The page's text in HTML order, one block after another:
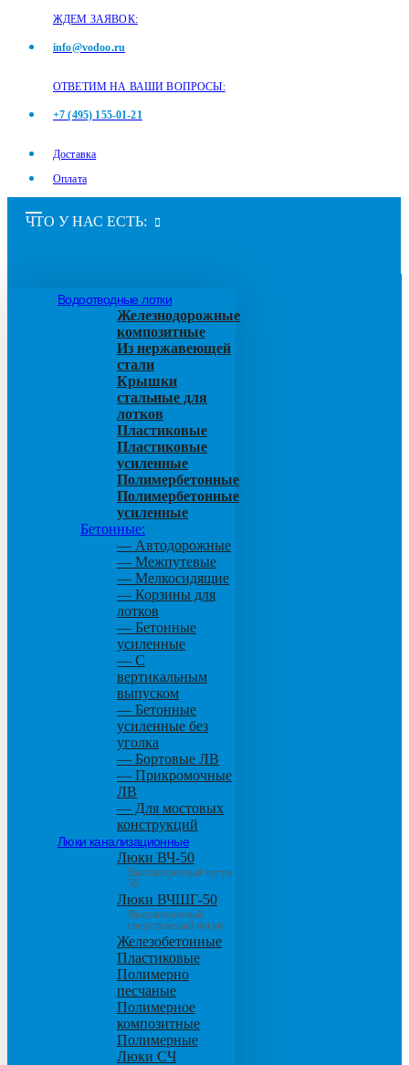
ЖДЕМ ЗАЯВОК:
info@vodoo.ru
ОТВЕТИМ НА ВАШИ ВОПРОСЫ:
+7 (495) 155-01-21
Доставка
Оплата
ЧТО У НАС ЕСТЬ:
Водоотводные лотки
Железнодорожные
композитные
Из нержавеющей
стали
Крышки
стальные для
лотков
Пластиковые
Пластиковые
усиленные
Полимербетонные
Полимербетонные
усиленные
Бетонные:
— Автодорожные
— Межпутевые
— Мелкосидящие
— Корзины для
лотков
— Бетонные
усиленные
— С
вертикальным
выпуском
— Бетонные
усиленные без
уголка
— Бортовые ЛВ
— Прикромочные
ЛВ
— Для мостовых
конструкций
Люки канализационные
Люки ВЧ-50
Высокопрочный чугун
50
Люки ВЧШГ-50
Высокопрочный
сверхтяжелый чугун
Железобетонные
Пластиковые
Полимерно
песчаные
Полимерное
композитные
Полимерные
Люки СЧ